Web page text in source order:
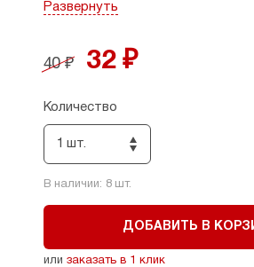
и зависти» священномученика
Василия Великого.
Развернуть
40 ₽ 32 ₽
Количество
1 шт.
В наличии: 8шт.
ДОБАВИТЬ В
или заказать в 1 клик